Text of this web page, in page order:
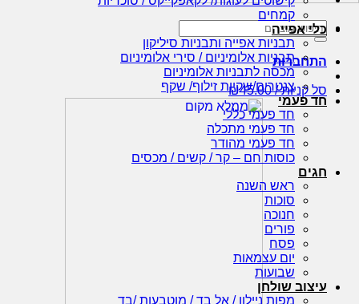
חיפוש
עבור:
התחברות
סל קניות / ₪45.00
קמחים
כלי אפייה
תבניות אפייה ותבניות סיליקון
תבניות אלומיניום / סירי אלומיניום
מכסה לתבניות אלומיניום
צנטרים/שקיות זילוף/ שקף
חד פעמי
חד פעמי כללי
חד פעמי מתכלה
חד פעמי מהודר
כוסות חם – קר / קשים / מכסים
חגים
ראש השנה
סוכות
חנוכה
פורים
פסח
יום עצמאות
שבועות
עיצוב שולחן
מפות ניילון / אל בד / מוטבעות /בד